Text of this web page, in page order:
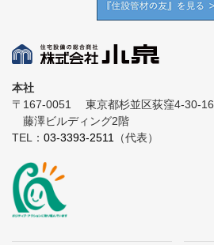
本社
〒167-0051
東京都杉並区荻窪4-30-16
藤澤ビルディング2階
TEL： 03-3393-2511 （代表）